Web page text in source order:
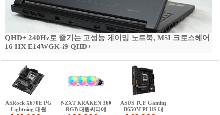
QHD+ 240Hz로 즐기는 고성능 게이밍 노트북, MSI 크로스헤어
16 HX E14WGK-i9 QHD+